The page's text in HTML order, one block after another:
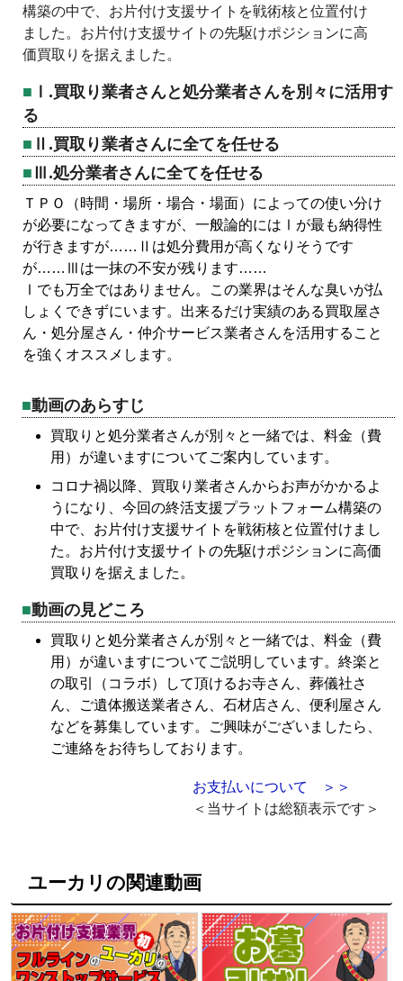
構築の中で、お片付け支援サイトを戦術核と位置付け
ました。お片付け支援サイトの先駆けポジションに高
価買取りを据えました。
Ⅰ.買取り業者さんと処分業者さんを別々に活用す
る
Ⅱ.買取り業者さんに全てを任せる
Ⅲ.処分業者さんに全てを任せる
ＴＰＯ（時間・場所・場合・場面）によっての使い分け
が必要になってきますが、一般論的にはⅠが最も納得性
が行きますが……Ⅱは処分費用が高くなりそうです
が……Ⅲは一抹の不安が残ります……
Ⅰでも万全ではありません。この業界はそんな臭いが払
しょくできずにいます。出来るだけ実績のある買取屋さ
ん・処分屋さん・仲介サービス業者さんを活用すること
を強くオススメします。
動画のあらすじ
買取りと処分業者さんが別々と一緒では、料金（費
用）が違いますについてご案内しています。
コロナ禍以降、買取り業者さんからお声がかかるよ
うになり、今回の終活支援プラットフォーム構築の
中で、お片付け支援サイトを戦術核と位置付けまし
た。お片付け支援サイトの先駆けポジションに高価
買取りを据えました。
動画の見どころ
買取りと処分業者さんが別々と一緒では、料金（費
用）が違いますについてご説明しています。終楽と
の取引（コラボ）して頂けるお寺さん、葬儀社さ
ん、ご遺体搬送業者さん、石材店さん、便利屋さん
などを募集しています。ご興味がございましたら、
ご連絡をお待ちしております。
お支払いについて ＞＞
＜当サイトは総額表示です＞
ユーカリの関連動画